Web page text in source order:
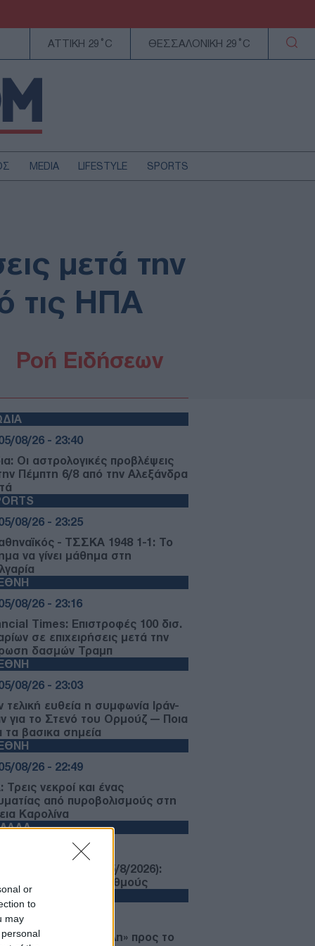
or
to
may
ΑΤΤΙΚΗ 29°C ΘΕΣΣΑΛΟΝΙΚΗ 29°C
MEDIA LIFESTYLE SPORTS
ΤΕΧΝΟΛΟΓΙΑμετά την
τις ΗΠΑ
Ροή Ειδήσεων
08/26 - 23:40
Οι αστρολογικές προβλέψεις
Πέμπτη 6/8 από την Αλεξάνδρα
08/26 - 23:25
- ΤΣΣΚΑ 1948 1-1: Το
να γίνει μάθημα στη
08/26 - 23:16
Times: Επιστροφές 100 δισ.
σε επιχειρήσεις μετά την
δασμών Τραμπ
08/26 - 23:03
τελική ευθεία η συμφωνία Ιράν-
για το Στενό του Ορμούζ — Ποια
τα βασικα σημεία
08/26 - 22:49
Τρεις νεκροί και ένας
από πυροβολισμούς στη
Καρολίνα
05/08/26 - 22:44
ΛΟΤΤΟ 2750 (5/8/2026):
τους τυχερούς αριθμούς
08/26 - 22:12
«Πολύ δύσκολη» προς το